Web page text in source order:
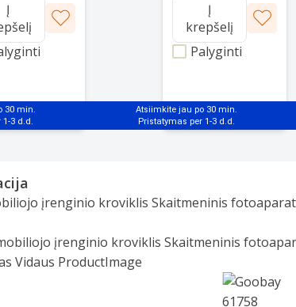
30 min.
Į
Atsiimkite jau po 30 min.
Į
krepšelį
Palyginti
įrenginio kroviklis Skaitmeninis